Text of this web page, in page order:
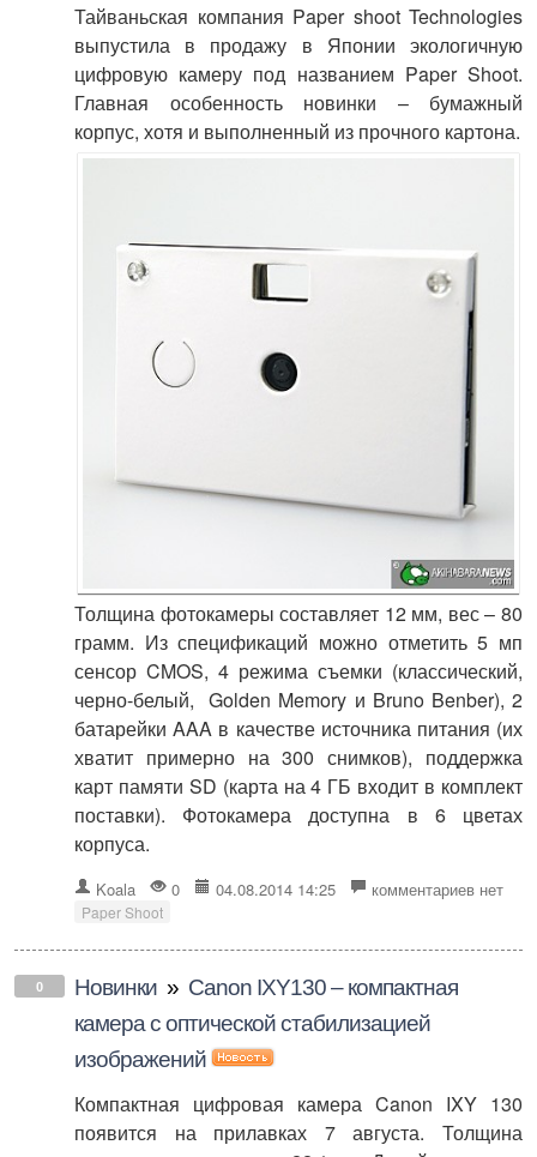
Тайваньская компания Paper shoot Technologies
выпустила в продажу в Японии экологичную
цифровую камеру под названием Paper Shoot.
Главная особенность новинки – бумажный
корпус, хотя и выполненный из прочного картона.
Толщина фотокамеры составляет 12 мм, вес – 80
грамм. Из спецификаций можно отметить 5 мп
сенсор CMOS, 4 режима съемки (классический,
черно-белый, Golden Memory и Bruno Benber), 2
батарейки AAA в качестве источника питания (их
хватит примерно на 300 снимков), поддержка
карт памяти SD (карта на 4 ГБ входит в комплект
поставки). Фотокамера доступна в 6 цветах
корпуса.
Koala 0 04.08.2014 14:25 комментариев нет
Paper Shoot
0 Новинки » Canon IXY130 – компактная
камера с оптической стабилизацией
изображений
Компактная цифровая камера Canon IXY 130
появится на прилавках 7 августа. Толщина